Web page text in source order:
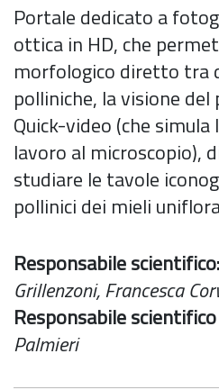
Portale dedicato a
ottica in HD, che
morfologico diretto tra
polliniche, la visione
Quick-video (che simula
lavoro al microscopio),
studiare le tavole
pollinici dei mieli
Responsabile scientifico:
Grillenzoni, Francesca
Responsabile
Palmieri